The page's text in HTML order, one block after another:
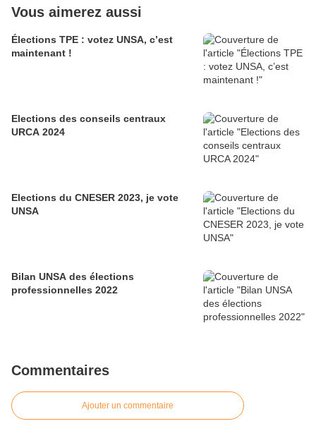
Vous aimerez aussi
Élections TPE : votez UNSA, c’est
maintenant !
Elections des conseils centraux
URCA 2024
Elections du CNESER 2023, je vote
UNSA
Bilan UNSA des élections
professionnelles 2022
Commentaires
Ajouter un commentaire